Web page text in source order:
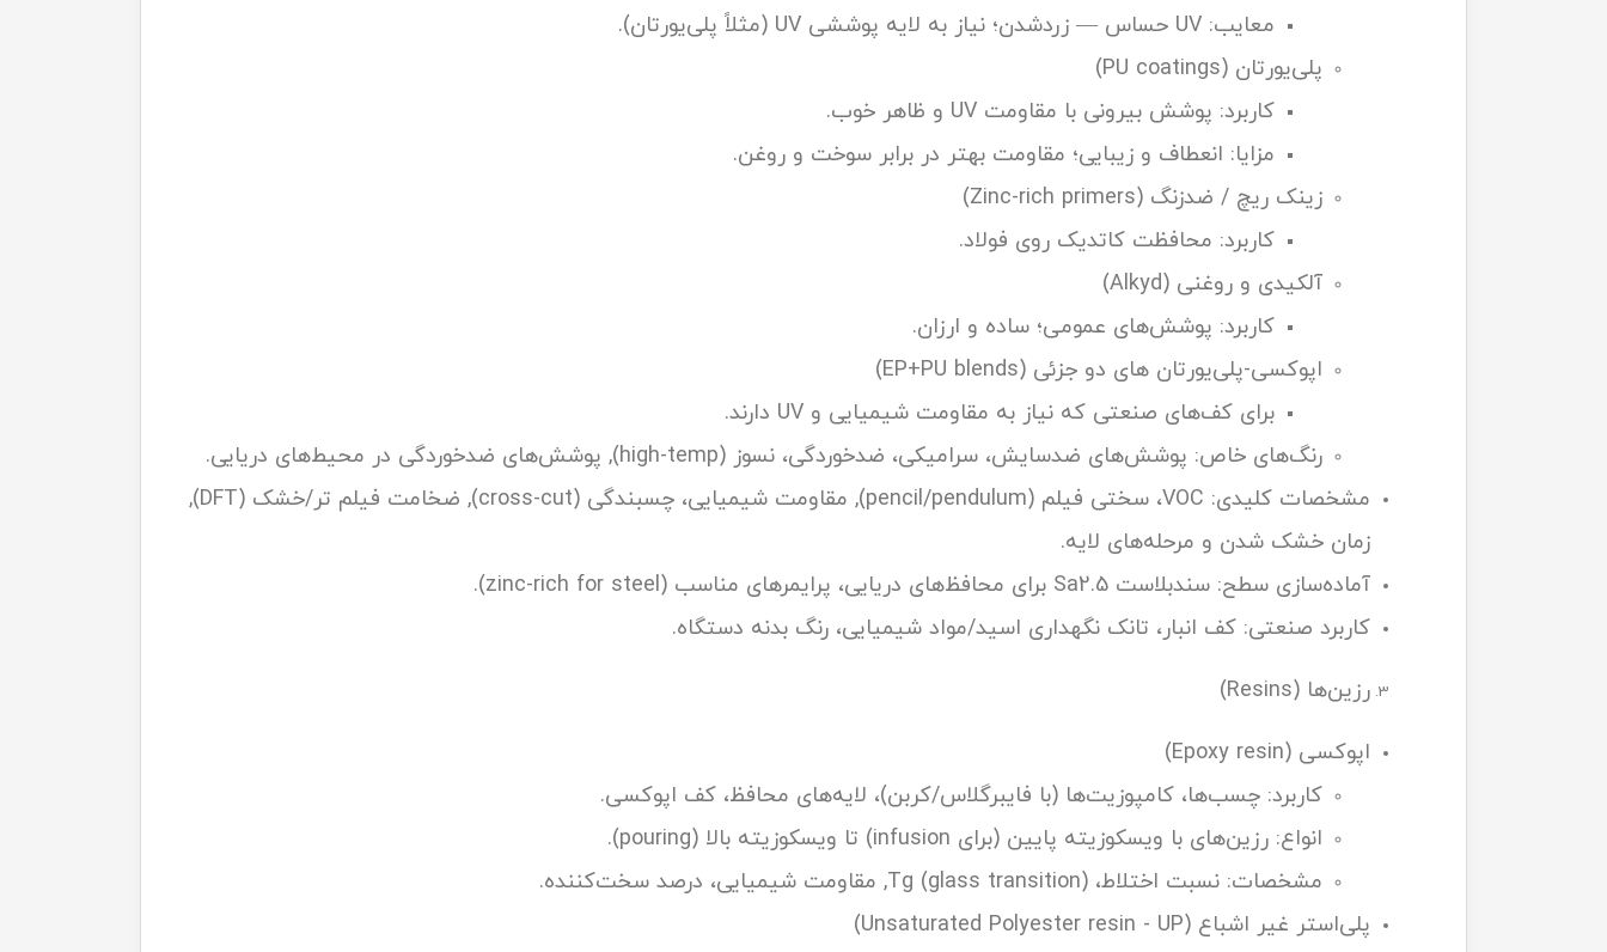
معایب: UV حساس — زردشدن؛ نیاز به لایه پوششی UV (مثلاً پلی‌یورتان).
پلی‌یورتان (PU coatings)
کاربرد: پوشش بیرونی با مقاومت UV و ظاهر خوب.
مزایا: انعطاف و زیبایی؛ مقاومت بهتر در برابر سوخت و روغن.
زینک ریچ / ضدزنگ (Zinc-rich primers)
کاربرد: محافظت کاتدیک روی فولاد.
آلکیدی و روغنی (Alkyd)
کاربرد: پوشش‌های عمومی؛ ساده و ارزان.
اپوکسی-پلی‌یورتان های دو جزئی (EP+PU blends)
برای کف‌های صنعتی که نیاز به مقاومت شیمیایی و UV دارند.
رنگ‌های خاص: پوشش‌های ضدسایش، سرامیکی، ضدخوردگی، نسوز (high-temp), پوشش‌های ضدخوردگی در محیط‌های دریایی.
مشخصات کلیدی: VOC، سختی فیلم (pencil/pendulum), مقاومت شیمیایی، چسبندگی (cross-cut), ضخامت فیلم تر/خشک (DFT),
زمان خشک شدن و مرحله‌های لایه.
آماده‌سازی سطح: سندبلاست Sa2.5 برای محافظ‌های دریایی، پرایمرهای مناسب (zinc-rich for steel).
کاربرد صنعتی: کف انبار، تانک نگهداری اسید/مواد شیمیایی، رنگ بدنه دستگاه.
رزین‌ها (Resins)
اپوکسی (Epoxy resin)
کاربرد: چسب‌ها، کامپوزیت‌ها (با فایبرگلاس/کربن)، لایه‌های محافظ، کف اپوکسی.
انواع: رزین‌های با ویسکوزیته پایین (برای infusion) تا ویسکوزیته بالا (pouring).
مشخصات: نسبت اختلاط، Tg (glass transition), مقاومت شیمیایی، درصد سخت‌کننده.
پلی‌استر غیر اشباع (Unsaturated Polyester resin - UP)